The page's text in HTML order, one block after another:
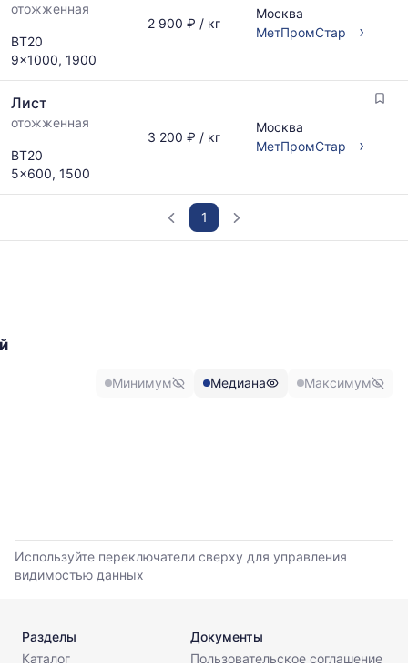
отожженная
ВТ20
9x1000, 1900
2 900 ₽ / кг
Москва
МетПромСтар
›
Лист
отожженная
ВТ20
5x600, 1500
3 200 ₽ / кг
Москва
МетПромСтар
›
1
6
месяцев.
Используйте
тренд
Минимум Медиана Максимум
Используйте переключатели сверху для управления
видимостью данных
Разделы
Каталог
Документы
Пользовательское соглашение